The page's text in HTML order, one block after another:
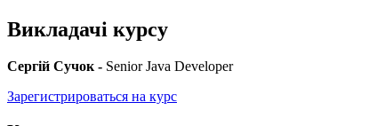
Викладачі курсу
Сергій Сучок - Senior Java Developer
Зарегистрироваться на курс